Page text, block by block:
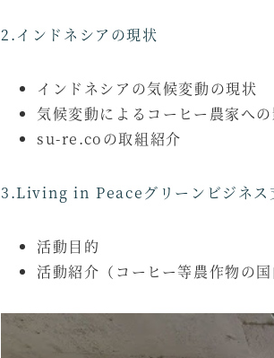
2.インドネシアの現状
インドネシアの気候変動の現状
気候変動によるコーヒー農家へ
su-re.coの取組紹介
3.Living in Peaceグリーンビジネス
活動目的
活動紹介（コーヒー等農作物の